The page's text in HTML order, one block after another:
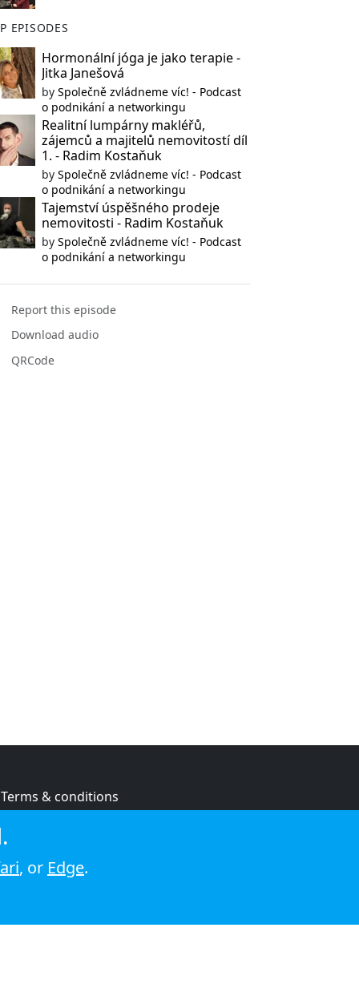
EPISODES
Hormonální jóga je jako terapie -
Jitka Janešová
by Společně zvládneme víc! - Podcast
o podnikání a networkingu
Realitní lumpárny makléřů,
zájemců a majitelů nemovitostí díl
1. - Radim Kostaňuk
by Společně zvládneme víc! - Podcast
o podnikání a networkingu
Tajemství úspěšného prodeje
nemovitosti - Radim Kostaňuk
by Společně zvládneme víc! - Podcast
o podnikání a networkingu
Report this episode
Download audio
QRCode
Terms & conditions
Cookie policy
, or Edge.